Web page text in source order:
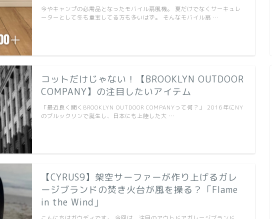
今やキャンプの必需品となったモバイル扇風機。 夏だけでなくサーキュレ
ーターとして冬も重宝してる方も多いはず。 そんなモバイル扇 …
コットだけじゃない！【BROOKLYN OUTDOOR
COMPANY】の注目したいアイテム
「最近良く聞くBROOKLYN OUTDOOR COMPANYって何？」 2016年にNY
のブルックリンで誕生し、日本にも上陸した大 …
【CYRUS9】架空サーファーが作り上げるガレ
ージブランドの焚き火台が風を操る？「Flame
in the Wind」